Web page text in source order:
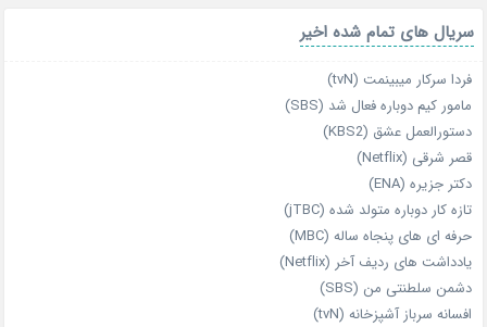
سریال های تمام شده اخیر
فردا سرکار میبینمت (tvN)
مامور کیم دوباره فعال شد (SBS)
دستورالعمل عشق (KBS2)
قصر شرقی (Netflix)
دکتر جزیره (ENA)
تازه‌ کار دوباره‌ متولد شده (jTBC)
حرفه‌ ای‌ های پنجاه‌ ساله (MBC)
یادداشت‌ های ردیف آخر (Netflix)
دشمن سلطنتی من (SBS)
افسانه سرباز آشپزخانه (tvN)